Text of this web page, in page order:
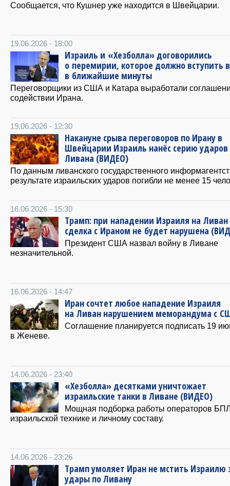
Сообщается, что Кушнер уже находится в Швейцарии.
19.06.2026 - 18:00
Израиль и «Хезболла» договорились
о перемирии, которое должно вступить
в ближайшие минуты
Переговорщики из США и Катара выработали
содействии Ирана.
19.06.2026 - 12:30
Накануне срыва переговоров по Ирану в
Швейцарии Израиль нанёс серию ударов
Ливана (ВИДЕО)
По данным ливанского государственного
результате израильских ударов погибли не менее 15
16.06.2026 - 15:30
Трамп: при нападении Израиля на Ливан
сделка с Ираном не будет нарушена
Президент США назвал войну в Ливане
незначительной.
16.06.2026 - 14:47
Иран сочтет любое нападение Израиля
на Ливан нарушением меморандума с
Соглашение планируется подписать 19
в Женеве.
14.06.2026 - 23:40
«Хезболла» десятками уничтожает
израильские танки в Ливане (ВИДЕО)
Мощная подборка работы операторов
израильской технике и личному составу.
14.06.2026 - 23:26
Трамп умоляет Иран не мстить Израилю
удары по Ливану